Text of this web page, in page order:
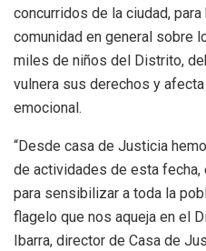
concurridos de la ciudad,
comunidad en general sobre
miles de niños del Distrito,
vulnera sus derechos y
emocional.
“Desde casa de Justicia
de actividades de esta fecha,
para sensibilizar a toda la
flagelo que nos aqueja en el
Ibarra, director de Casa de